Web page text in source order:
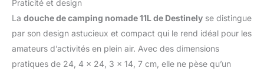
camping idéale pour les
aventuriers en van et les
amateurs de festivals !
DOUCHEZ-VOUS SANS
SUSPENSION: Oubliez la
Praticité et design
La douche de camping nomade 11L de Destinely se distingue
par son design astucieux et compact qui le rend idéal pour les
amateurs d’activités en plein air. Avec des dimensions
pratiques de 24, 4 x 24, 3 x 14, 7 cm, elle ne pèse qu’un